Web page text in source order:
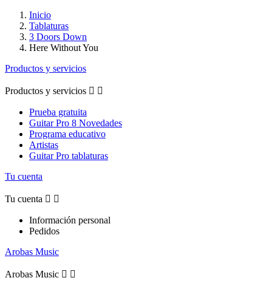
Inicio
Tablaturas
3 Doors Down
Here Without You
Productos y servicios
Productos y servicios  
Prueba gratuita
Guitar Pro 8 Novedades
Programa educativo
Artistas
Guitar Pro tablaturas
Tu cuenta
Tu cuenta  
Información personal
Pedidos
Arobas Music
Arobas Music  